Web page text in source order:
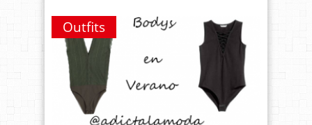
Outfits